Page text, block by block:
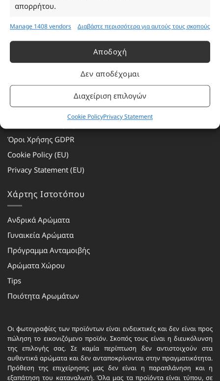
απορρήτου.
Manage 1408 vendors Διαβάστε περισσότερα για αυτούς τους σκοπούς
Αποδοχή
Δεν αποδέχομαι
Διαχείριση επιλογών
Cookie PolicyPrivacy Statement
Πληροφορίες
Πρόγραμμα Ανταμοιβής
Τρόποι Αποστολής
Όροι Χρήσης GDPR
Cookie Policy (EU)
Privacy Statement (EU)
Χάρτης Ιστοτόπου
Ανδρικά Αρώματα
Γυναικεία Αρώματα
Πρόγραμμα Ανταμοιβής
Αρώματα Χώρου
Tips
Ποιότητα Αρωμάτων
Οι φωτογραφίες των προϊόντων είναι ενδεικτικές και δεν είναι προς
πώληση το εικονιζόμενο προϊόν. Σκοπός τους είναι η διευκόλυνση
της επιλογής σας. Σε καμία περίπτωση δεν αντιστοιχούν στα
αυθεντικά αρώματα και δεν ανταποκρίνονται στην πραγματικότητα.
Πρόθεση της επιχείρησης μας δεν είναι η παραπλάνηση και η
εξαπάτηση του καταναλωτή. Όλα μας τα προϊόντα είναι τύπου, σε